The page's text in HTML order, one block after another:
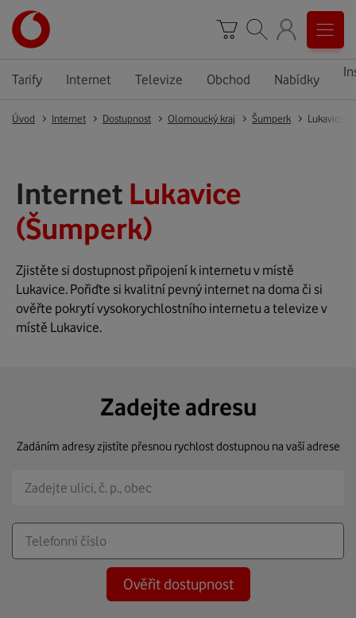
Tarify Internet Televize Obchod Nabídky
Úvod Internet Dostupnost Olomoucký kraj Šumperk Lukavice
Internet Lukavice
(Šumperk)
Zjistěte si dostupnost připojení k internetu v místě
Lukavice. Pořiďte si kvalitní pevný internet na doma či si
ověřte pokrytí vysokorychlostního internetu a televize v
místě Lukavice.
Zadejte adresu
Zadáním adresy zjistíte přesnou rychlost dostupnou na vaší adrese
Ověřit dostupnost